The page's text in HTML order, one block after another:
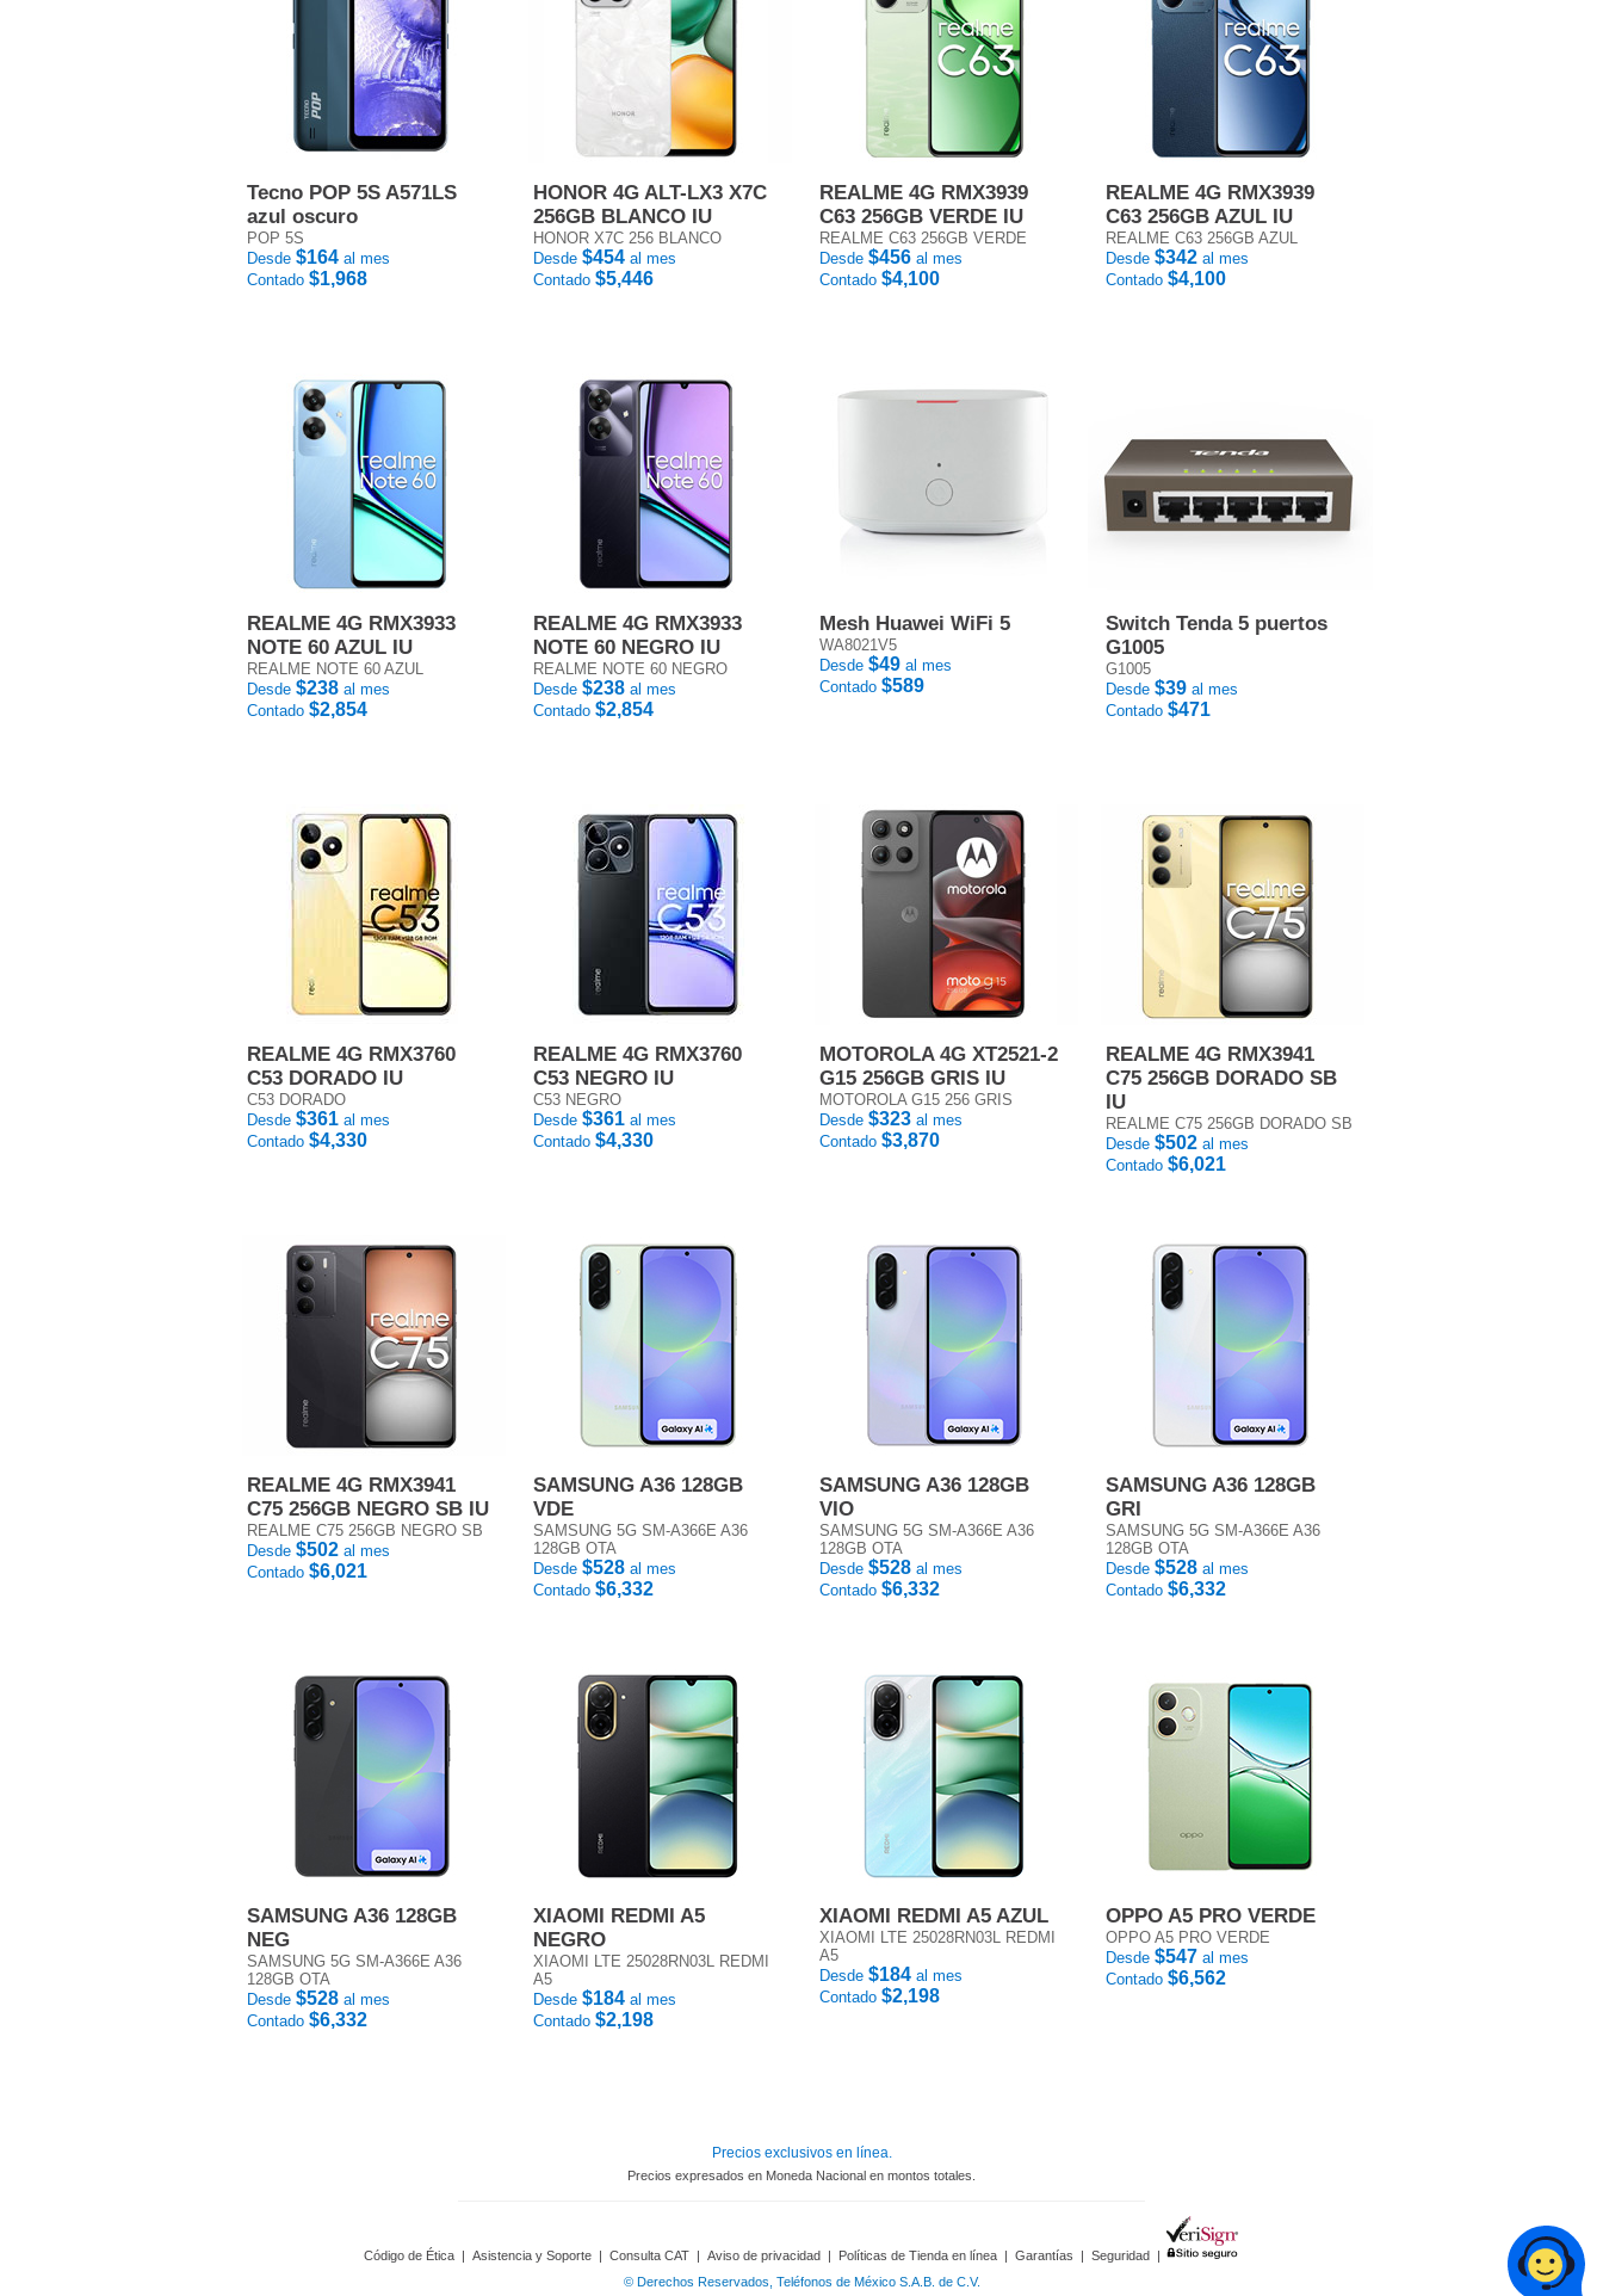
Tecno POP 5S A571LS
azul oscuro
POP 5S
Desde $164 al mes
Contado $1,968
HONOR 4G ALT-LX3 X7C
256GB BLANCO IU
HONOR X7C 256 BLANCO
Desde $454 al mes
Contado $5,446
REALME 4G RMX3939
C63 256GB VERDE IU
REALME C63 256GB VERDE
Desde $456 al mes
Contado $4,100
REALME 4G RMX3939
C63 256GB AZUL IU
REALME C63 256GB AZUL
Desde $342 al mes
Contado $4,100
REALME 4G RMX3933
NOTE 60 AZUL IU
REALME NOTE 60 AZUL
Desde $238 al mes
Contado $2,854
REALME 4G RMX3933
NOTE 60 NEGRO IU
REALME NOTE 60 NEGRO
Desde $238 al mes
Contado $2,854
Mesh Huawei WiFi 5
WA8021V5
Desde $49 al mes
Contado $589
Switch Tenda 5 puertos
G1005
G1005
Desde $39 al mes
Contado $471
REALME 4G RMX3760
C53 DORADO IU
C53 DORADO
Desde $361 al mes
Contado $4,330
REALME 4G RMX3760
C53 NEGRO IU
C53 NEGRO
Desde $361 al mes
Contado $4,330
MOTOROLA 4G XT2521-2
G15 256GB GRIS IU
MOTOROLA G15 256 GRIS
Desde $323 al mes
Contado $3,870
REALME 4G RMX3941
C75 256GB DORADO SB
IU
REALME C75 256GB DORADO SB
Desde $502 al mes
Contado $6,021
REALME 4G RMX3941
C75 256GB NEGRO SB IU
REALME C75 256GB NEGRO SB
Desde $502 al mes
Contado $6,021
SAMSUNG A36 128GB
VDE
SAMSUNG 5G SM-A366E A36
128GB OTA
Desde $528 al mes
Contado $6,332
SAMSUNG A36 128GB
VIO
SAMSUNG 5G SM-A366E A36
128GB OTA
Desde $528 al mes
Contado $6,332
SAMSUNG A36 128GB
GRI
SAMSUNG 5G SM-A366E A36
128GB OTA
Desde $528 al mes
Contado $6,332
SAMSUNG A36 128GB
NEG
SAMSUNG 5G SM-A366E A36
128GB OTA
Desde $528 al mes
Contado $6,332
XIAOMI REDMI A5
NEGRO
XIAOMI LTE 25028RN03L REDMI
A5
Desde $184 al mes
Contado $2,198
XIAOMI REDMI A5 AZUL
XIAOMI LTE 25028RN03L REDMI
A5
Desde $184 al mes
Contado $2,198
OPPO A5 PRO VERDE
OPPO A5 PRO VERDE
Desde $547 al mes
Contado $6,562
Precios exclusivos en línea.
Precios expresados en Moneda Nacional en montos totales.
Código de Ética | Asistencia y Soporte | Consulta CAT | Aviso de privacidad | Políticas de Tienda en línea | Garantías | Seguridad |
© Derechos Reservados, Teléfonos de México S.A.B. de C.V.